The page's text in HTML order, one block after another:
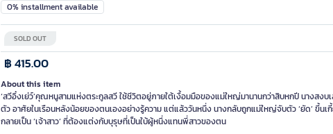
0% installment available
SOLD OUT
฿ 415.00
About this item
‘สวีอิ๋งเย่ว์’คุณหนูสามแห่งตระกูลสวี ใช้ชีวิตอยู่ภายใต้เงื้อมมือของแม่ใหญ่มานานกว่าสิบหกปี นางสงบ
ตัว อาศัยในเรือนหลังน้อยของตนเองอย่างรู้ความ แต่แล้ววันหนึ่ง นางกลับถูกแม่ใหญ่จับตัว ‘ยัด’ ขึ้นเ
กลายเป็น ‘เจ้าสาว’ ที่ต้องแต่งกับบุรุษที่เป็นใบ้ผู้หนึ่งแทนพี่สาวของตน